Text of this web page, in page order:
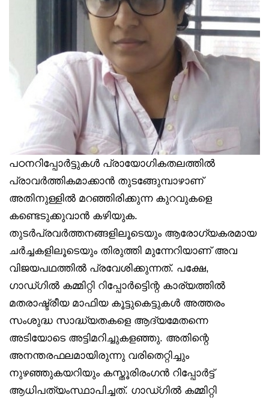
പഠനറിപ്പോര്‍ട്ടുകള്‍ പ്രായോഗികതലത്തില്‍
പ്രാവര്‍ത്തികമാക്കാന്‍ തുടങ്ങുേമ്പാഴാണ്
അതിനുള്ളില്‍ മറഞ്ഞിരിക്കുന്ന കുറവുകളെ
കണ്ടെടുക്കുവാന്‍ കഴിയുക.
തുടര്‍പ്രവര്‍ത്തനങ്ങളിലൂടെയും ആരോഗ്യകരമായ
ചര്‍ച്ചകളിലൂടെയും തിരുത്തി മുന്നേറിയാണ് അവ
വിജയപഥത്തില്‍ പ്രവേശിക്കുന്നത്. പക്ഷേ,
ഗാഡ്ഗില്‍ കമ്മിറ്റി റിപ്പോര്‍ട്ടിെന്റ കാര്യത്തില്‍
മതരാഷ്ട്രീയ മാഫിയ കൂട്ടുകെട്ടുകള്‍ അത്തരം
സംശുദ്ധ സാദ്ധ്യതകളെ ആദ്യമേതന്നെ
അടിയോടെ അട്ടിമറിച്ചുകളഞ്ഞു. അതിന്റെ
അനന്തരഫലമായിരുന്നു വരിതെറ്റിച്ചും
നുഴഞ്ഞുകയറിയും കസ്തൂരിരംഗന്‍ റിപ്പോര്‍ട്ട്
ആധിപത്യംസ്ഥാപിച്ചത്. ഗാഡ്ഗില്‍ കമ്മിറ്റി